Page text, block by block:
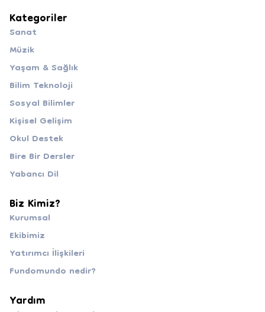
Kategoriler
Sanat
Müzik
Yaşam & Sağlık
Bilim Teknoloji
Sosyal Bilimler
Kişisel Gelişim
Okul Destek
Bire Bir Dersler
Yabancı Dil
Biz Kimiz?
Kurumsal
Ekibimiz
Yatırımcı İlişkileri
Fundomundo nedir?
Yardım